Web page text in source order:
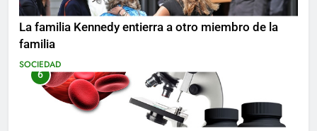
La familia Kennedy entierra a otro miembro de la
familia
SOCIEDAD
6